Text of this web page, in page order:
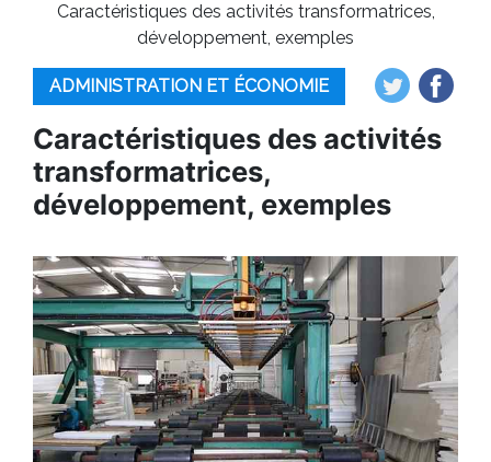
Caractéristiques des activités transformatrices,
développement, exemples
ADMINISTRATION ET ÉCONOMIE
Caractéristiques des activités
transformatrices,
développement, exemples